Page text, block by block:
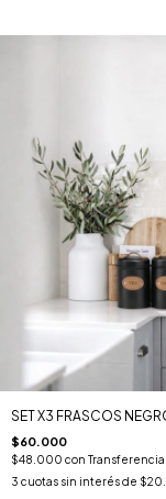
SET X3 FRASCOS
$60.000
$48.000 con
3 cuotas sin interés de